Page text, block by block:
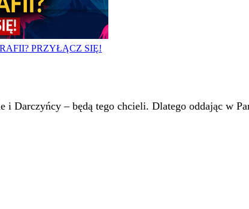
PRZYŁĄCZ SIĘ!
Darczyńcy – będą tego chcieli. Dlatego oddając w